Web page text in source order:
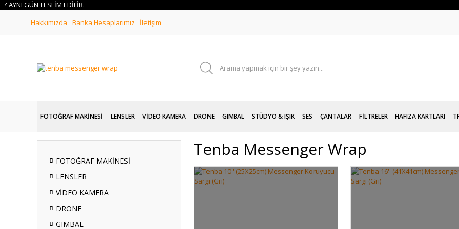
GÜN TESLİM EDİLİR.
Hakkımızda
Banka Hesaplarımız İletişim
FOTOĞRAF MAKİNESİ LENSLER VİDEO KAMERA DRONE GIMBAL STÜDYO & IŞIK SES ÇANTALAR FİLTRELER HAFIZA KARTLARI
FOTOĞRAF MAKİNESİ
LENSLER
VİDEO KAMERA
DRONE
GIMBAL
Tenba Messenger Wrap